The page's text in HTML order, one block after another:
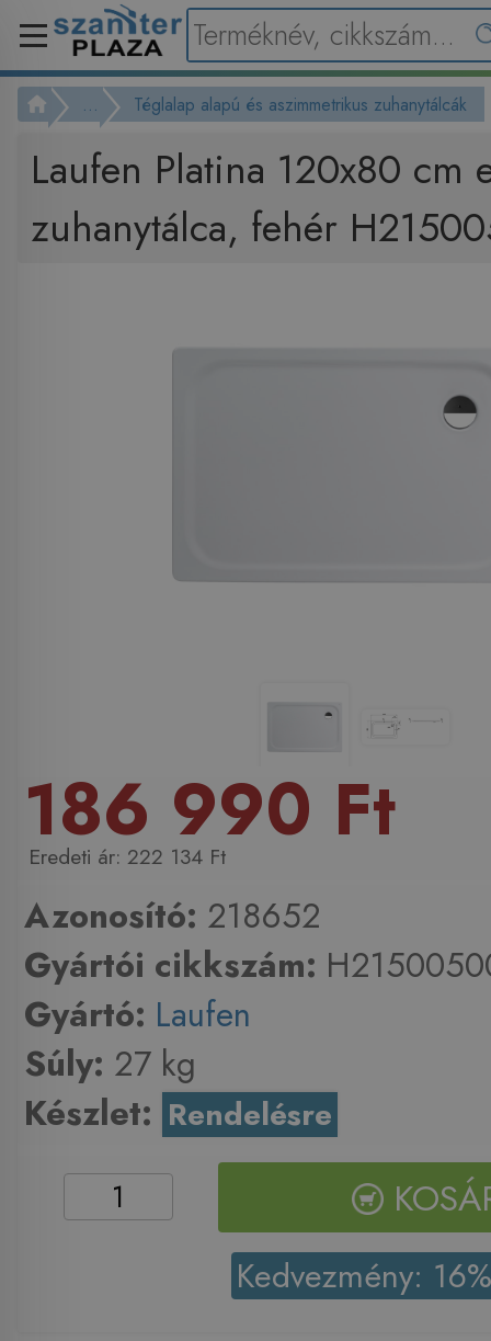
... Téglalap alapú és aszimmetrikus zuhanytálcák
Laufen Platina 120x80 cm
zuhanytálca, fehér
186 990 Ft
222 134 Ft
Azonosító: 218652
Gyártói cikkszám:
Gyártó: Laufen
Súly: 27 kg
Készlet: Rendelésre
Kedvezmény: